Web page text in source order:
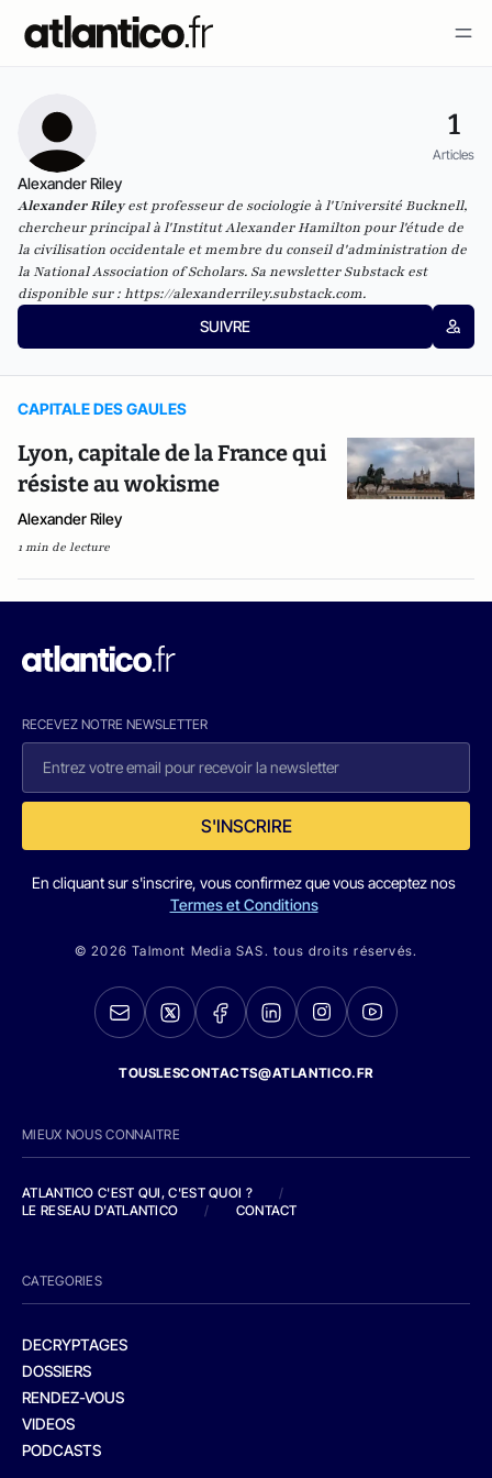
1
Articles
Alexander Riley
Alexander Rileyest professeur de sociologie à l'Université Bucknell,
chercheur principal à l'Institut Alexander Hamilton pour l'étude de
la civilisation occidentale et membre du conseil d'administration de
la National Association of Scholars. Sa newsletter Substack est
disponible sur :https://alexanderriley.substack.com.
SUIVRE
CAPITALE DES GAULES
Lyon, capitale de la France qui
résiste au wokisme
Alexander Riley
1 min de lecture
RECEVEZ NOTRE NEWSLETTER
S'INSCRIRE
En cliquant sur s'inscrire, vous confirmez que vous acceptez nos
Termes et Conditions
© 2026 Talmont Media SAS. tous droits réservés.
TOUSLESCONTACTS@ATLANTICO.FR
MIEUX NOUS CONNAITRE
ATLANTICO C'EST QUI, C'EST QUOI ?
/
LE RESEAU D'ATLANTICO
/ CONTACT
CATEGORIES
DECRYPTAGES
DOSSIERS
RENDEZ-VOUS
VIDEOS
PODCASTS